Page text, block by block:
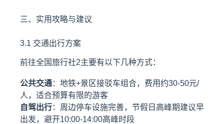
三、实用攻略与建议
3.1 交通出行方案
前往全国旅行社2主要有以下几种方式：
公共交通：地铁+景区接驳车组合，费用约30-50元/
人，适合预算有限的游客
自驾出行：周边停车设施完善，节假日高峰期建议早
出发，避开10:00-14:00高峰时段